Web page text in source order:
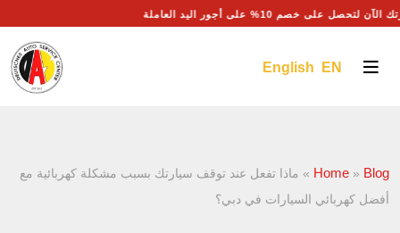
لتحصل على خصم 10% على أجور اليد العاملة
English EN
Home » Blog
» ماذا تفعل عند توقف سيارتك بسبب مشكلة كهربائية مع
أفضل كهربائي السيارات في دبي؟